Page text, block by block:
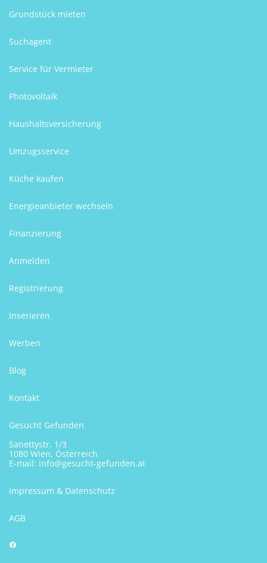
Grundstück mieten
Suchagent
Service für Vermieter
Photovoltaik
Haushaltsversicherung
Umzugsservice
Küche kaufen
Energieanbieter wechseln
Finanzierung
Anmelden
Registrierung
Inserieren
Werben
Blog
Kontakt
Gesucht Gefunden
Sanettystr. 1/3
1080 Wien, Österreich
E-mail: info@gesucht-gefunden.at
Impressum & Datenschutz
AGB
Facebook